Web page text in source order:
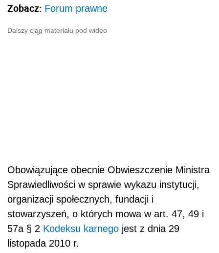
Zobacz: Forum prawne
Dalszy ciąg materiału pod wideo
Obowiązujące obecnie Obwieszczenie Ministra
Sprawiedliwości w sprawie wykazu instytucji,
organizacji społecznych, fundacji i
stowarzyszeń, o których mowa w art. 47, 49 i
57a § 2 Kodeksu karnego jest z dnia 29
listopada 2010 r.